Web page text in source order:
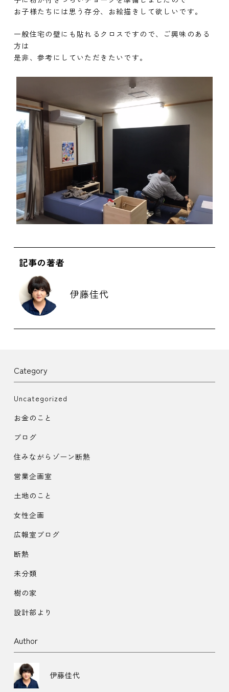
お子様たちには思う存分、お絵描きして欲しいです。
一般住宅の壁にも貼れるクロスですので、ご興味のある
方は
是非、参考にしていただきたいです。
記事の著者
伊藤佳代
Category
Uncategorized
お金のこと
ブログ
住みながらゾーン断熱
営業企画室
土地のこと
女性企画
広報室ブログ
断熱
未分類
樹の家
設計部より
Author
伊藤佳代